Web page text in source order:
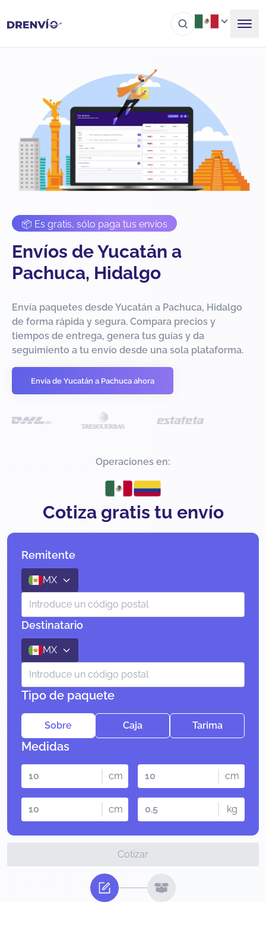
📦 Es gratis, sólo paga tus envíos
Envíos de Yucatán a
Pachuca, Hidalgo
Envía paquetes desde Yucatán a Pachuca, Hidalgo
de forma rápida y segura. Compara precios y
tiempos de entrega, genera tus guías y da
seguimiento a tu envío desde una sola plataforma.
Envía de Yucatán a Pachuca ahora
Operaciones en:
Cotiza gratis tu envío
Remitente
MX
Destinatario
MX
Tipo de paquete
Sobre Caja Tarima
Medidas
cm cm
cm kg
Cotizar